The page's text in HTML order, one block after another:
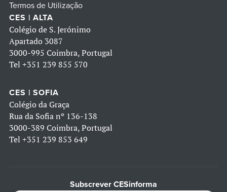
Termos de Utilização
CES | ALTA
Colégio de S. Jerónimo
Apartado 3087
3000-995 Coimbra, Portugal
Tel +351 239 855 570
CES | SOFIA
Colégio da Graça
Rua da Sofia nº 136-138
3000-389 Coimbra, Portugal
Tel +351 239 853 649
Subscrever CESinforma